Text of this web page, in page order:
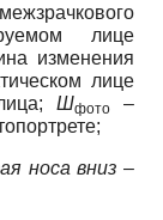
лице
изменения
лице
Шфото
–
носа вниз –